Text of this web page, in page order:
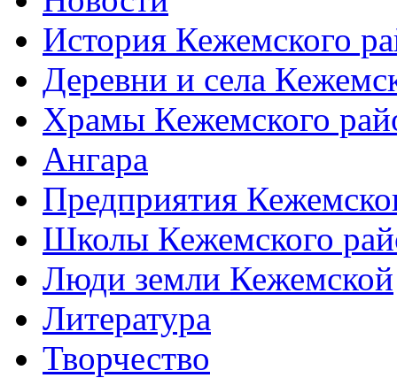
История Кежемского
Деревни и села
Храмы Кежемского
Ангара
Предприятия
Школы Кежемского
Люди земли Кежемской
Литература
Творчество